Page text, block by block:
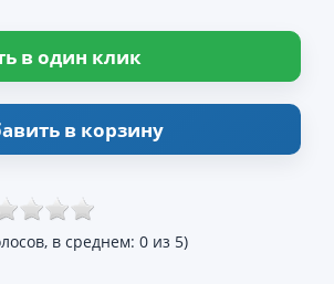
в один клик
в корзину
в среднем: 0 из 5)